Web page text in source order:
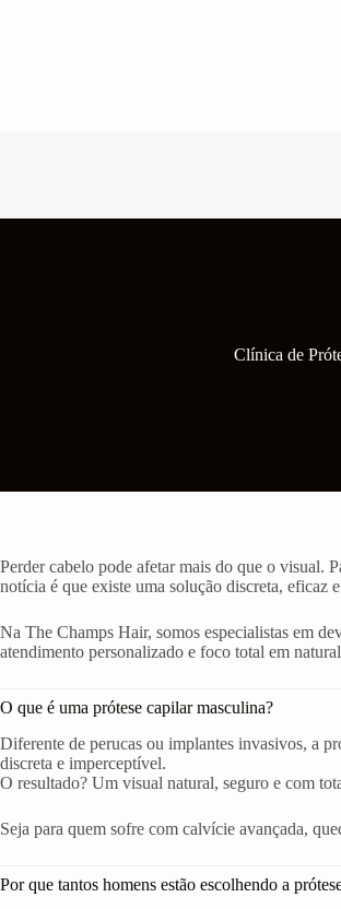
Clínica de
Perder cabelo pode afetar mais do que o visual.
notícia é que existe uma solução discreta, eficaz
Na The Champs Hair, somos especialistas em
atendimento personalizado e foco total em
O que é uma prótese capilar masculina?
Diferente de perucas ou implantes invasivos, a
discreta e imperceptível.
O resultado? Um visual natural, seguro e com
Seja para quem sofre com calvície avançada,
Por que tantos homens estão escolhendo a